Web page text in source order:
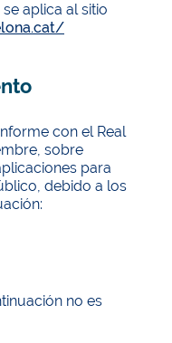
aplica al sitio
con el Real
sobre
para
debido a los
no es